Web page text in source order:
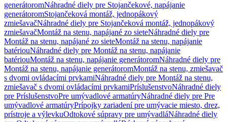
generátoromNáhradné diely pre Stojančekové, napájanie
generátoromStojančeková montáž, jednopákový
zmiešavačNáhradné diely pre Stojančeková montáž, jednopákový
zmiešavačMontáž na stenu, napájané zo sieteNáhradné diely pre
Montáž na stenu, napájané zo sieteMontáž na stenu, napájanie
batériouNáhradné diely pre Montáž na stenu, napájanie
batériouMontáž na stenu, napájanie generátoromNáhradné diely pre
Montáž na stenu, napájanie generátoromMontáž na stenu, zmiešavač
s dvomi ovládacími prvkamiNáhradné diely pre Montáž na stenu,
zmiešavač s dvomi ovládacími prvkamiPríslušenstvoNáhradné diely
pre PríslušenstvoPre umývadlové armatúryNáhradné diely pre Pre
umývadlové armatúryPrípojky zariadení pre umývacie miesto, drez,
prístroje a výlevkuOdtokové súpravy pre umývadláNáhradné diely